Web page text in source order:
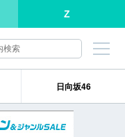
Z
日向坂46